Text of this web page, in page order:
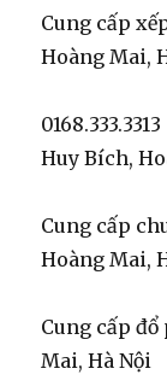
Cung cấp
Hoàng Mai,
Huy Bích,
Cung cấp
Hoàng Mai,
Cung cấp
Mai, Hà Nội